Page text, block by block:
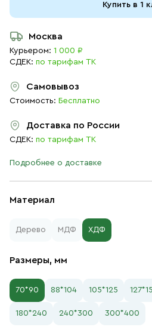
Материал
Дерево МДФ ХДФ
Размеры, мм
70*90 88*104 105*125
180*240 240*300 300*400
Купить в 1
Москва
Курьером: 1 000 ₽
СДЕК: по тарифам ТК
Самовывоз
Стоимость: Бесплатно
Доставка по России
СДЕК: по тарифам ТК
Подробнее о доставке